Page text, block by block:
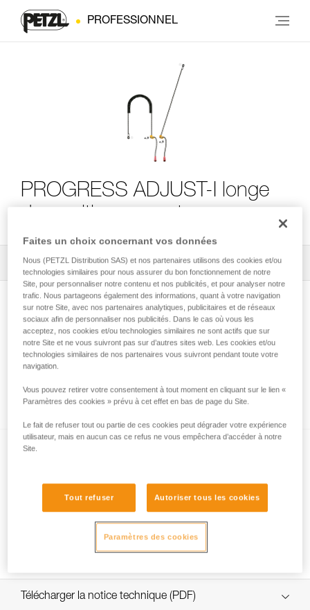
PROFESSIONNEL
PROGRESS ADJUST-I longe
Tous les conseils techniques 2 Filtrer
ou PROGRESS ADJUST-I nouée
Choix de mousqueton pour bout de longe
de maintien ou de positionnement au travail
Télécharger la notice technique (PDF)
Faites un choix concernant vos données
Nous (PETZL Distribution SAS) et nos partenaires utilisons des cookies et/ou
technologies similaires pour nous assurer du bon fonctionnement de notre
Site, pour personnaliser notre contenu et nos publicités, et pour analyser notre
trafic. Nous partageons également des informations, quant à votre navigation
sur notre Site, avec nos partenaires analytiques, publicitaires et de réseaux
sociaux afin de personnaliser nos publicités. Dans le cas où vous les
acceptez, nos cookies et/ou technologies similaires ne sont actifs que sur
notre Site et ne vous suivront pas sur d’autres sites web. Les cookies et/ou
technologies similaires de nos partenaires vous suivront pendant toute votre
navigation.
Vous pouvez retirer votre consentement à tout moment en cliquant sur le lien «
Paramètres des cookies » prévu à cet effet en bas de page du Site.
Le fait de refuser tout ou partie de ces cookies peut dégrader votre expérience
utilisateur, mais en aucun cas ce refus ne vous empêchera d’accéder à notre
Site.
Tout refuser Autoriser tous les cookies
Paramètres des cookies